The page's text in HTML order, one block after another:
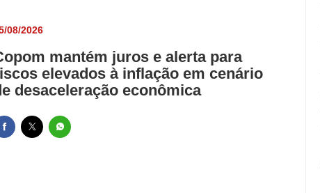
08/2026
mantém juros e alerta para
elevados à inflação em cenário
desaceleração econômica